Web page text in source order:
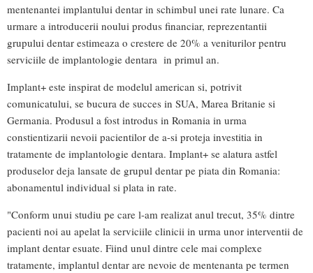
mentenantei implantului dentar in schimbul unei rate lunare. Ca
urmare a introducerii noului produs financiar, reprezentantii
grupului dentar estimeaza o crestere de 20% a veniturilor pentru
serviciile de implantologie dentara in primul an.
Implant+ este inspirat de modelul american si, potrivit
comunicatului, se bucura de succes in SUA, Marea Britanie si
Germania. Produsul a fost introdus in Romania in urma
constientizarii nevoii pacientilor de a-si proteja investitia in
tratamente de implantologie dentara. Implant+ se alatura astfel
produselor deja lansate de grupul dentar pe piata din Romania:
abonamentul individual si plata in rate.
"Conform unui studiu pe care l-am realizat anul trecut, 35% dintre
pacienti noi au apelat la serviciile clinicii in urma unor interventii de
implant dentar esuate. Fiind unul dintre cele mai complexe
tratamente, implantul dentar are nevoie de mentenanta pe termen